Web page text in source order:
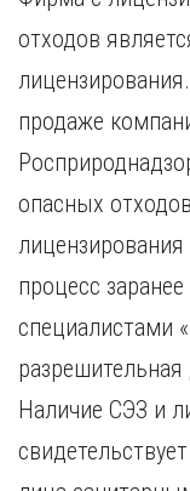
Кемерово
Киров
Красноярск
Курган
Курск
Л
М
Махачкала
Мурманск
Н
отходов
продаже
опасных
процесс
специалистами
Наличие СЭЗ и